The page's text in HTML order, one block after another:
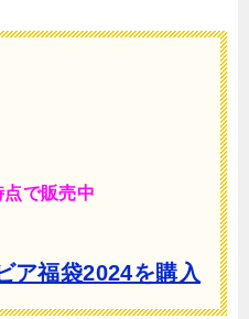
で販売中
福袋2024を購入